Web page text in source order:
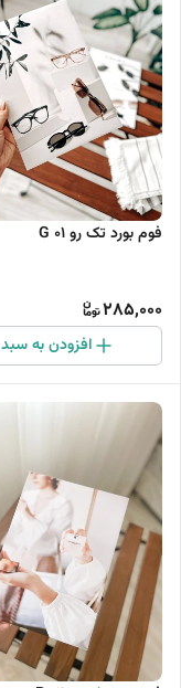
فوم بورد تک رو G 01
285,000
افزودن به سبد